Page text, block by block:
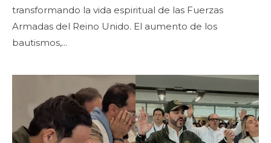
transformando la vida espiritual de las Fuerzas
Armadas del Reino Unido. El aumento de los
bautismos,...